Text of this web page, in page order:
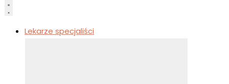
Lekarze specjaliści